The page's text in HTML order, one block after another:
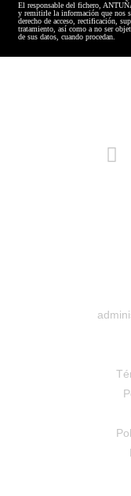
El responsable del fichero,
y remitirle la información que nos
derecho de acceso, rectificación,
tratamiento, así como a no ser
de sus datos, cuando procedan.